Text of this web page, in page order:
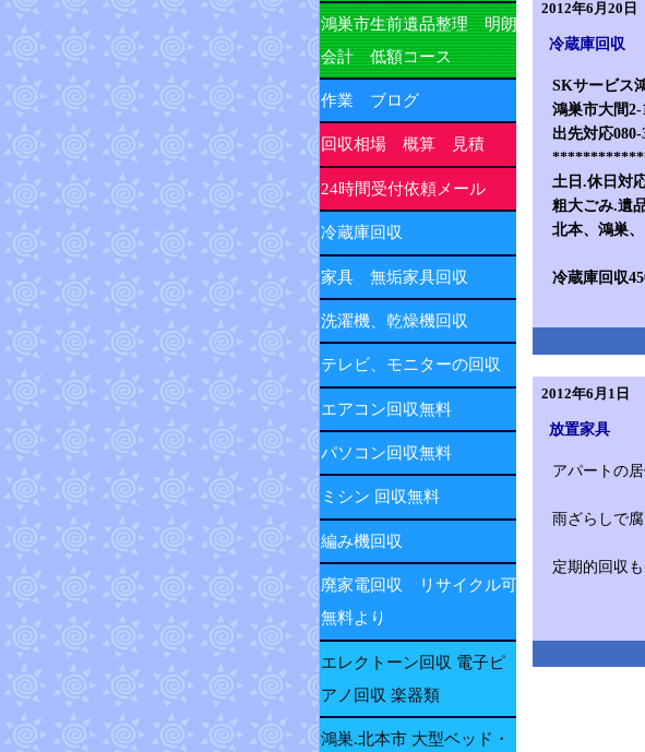
2012年6月20
冷蔵庫回収
SKサービス
鴻巣市大間
出先対応080-
土日.休日対
粗大ごみ.遺
北本、鴻巣
冷蔵庫回収
2012年6月1日
放置家具
アパートの
雨ざらしで
定期的回収も
鴻巣市生前遺品整理 明朗
会計 低額コース
作業 ブログ
回収相場 概算 見積
24時間受付依頼メール
冷蔵庫回収
家具 無垢家具回収
洗濯機、乾燥機回収
テレビ、モニターの回収
エアコン回収無料
パソコン回収無料
ミシン 回収無料
編み機回収
廃家電回収 リサイクル可
無料より
エレクトーン回収 電子ピ
アノ回収 楽器類
鴻巣.北本市 大型ベッド・